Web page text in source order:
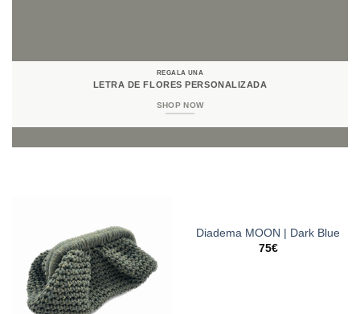
REGALA UNA
LETRA DE FLORES PERSONALIZADA
SHOP NOW
Diadema MOON | Dark Blue
75€